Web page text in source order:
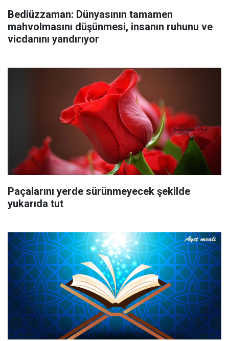
Bediüzzaman: Dünyasının tamamen
mahvolmasını düşünmesi, insanın ruhunu ve
vicdanını yandırıyor
Paçalarını yerde sürünmeyecek şekilde
yukarıda tut